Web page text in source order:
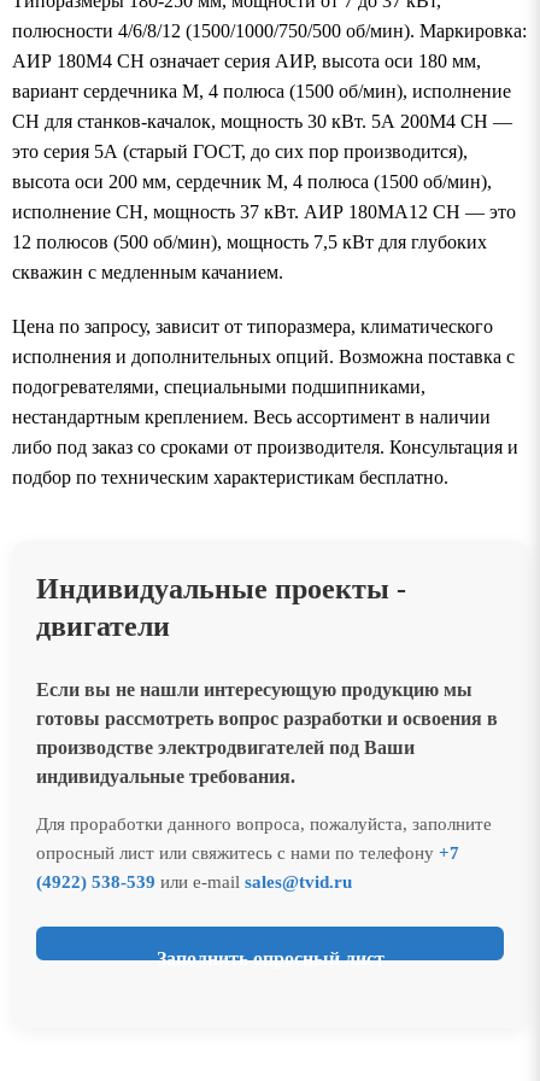
полюсности 4/6/8/12 (1500/1000/750/500 об/мин). Маркировка:
АИР 180М4 СН означает серия АИР, высота оси 180 мм,
вариант сердечника М, 4 полюса (1500 об/мин), исполнение
СН для станков-качалок, мощность 30 кВт. 5А 200М4 СН —
это серия 5А (старый ГОСТ, до сих пор производится),
высота оси 200 мм, сердечник М, 4 полюса (1500 об/мин),
исполнение СН, мощность 37 кВт. АИР 180МА12 СН — это
12 полюсов (500 об/мин), мощность 7,5 кВт для глубоких
скважин с медленным качанием.
Цена по запросу, зависит от типоразмера, климатического
исполнения и дополнительных опций. Возможна поставка с
подогревателями, специальными подшипниками,
нестандартным креплением. Весь ассортимент в наличии
либо под заказ со сроками от производителя. Консультация и
подбор по техническим характеристикам бесплатно.
Индивидуальные проекты -
двигатели
Если вы не нашли интересующую продукцию мы
готовы рассмотреть вопрос разработки и освоения в
производстве электродвигателей под Ваши
индивидуальные требования.
Для проработки данного вопроса, пожалуйста, заполните
опросный лист или свяжитесь с нами по телефону +7
(4922) 538-539 или e-mail sales@tvid.ru
Заполнить опросный лист